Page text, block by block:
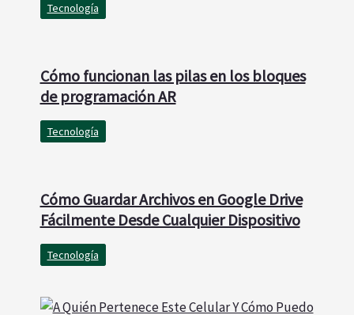
Tecnología
Cómo funcionan las pilas en los bloques
de programación AR
Tecnología
Cómo Guardar Archivos en Google Drive
Fácilmente Desde Cualquier Dispositivo
Tecnología